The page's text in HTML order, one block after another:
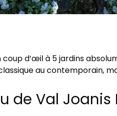
coup d’œil à 5 ​​jardins
au contemporain,
de Val Joanis